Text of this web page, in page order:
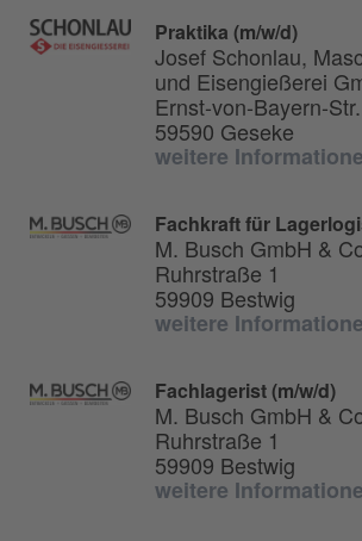
Praktika (m/w/d)
Josef Schonlau,
und Eisengießerei
Ernst-von-Bayern-
59590 Geseke
weitere
Fachkraft für
M. Busch GmbH &
Ruhrstraße 1
59909 Bestwig
weitere
Fachlagerist (m/w/d)
M. Busch GmbH &
Ruhrstraße 1
59909 Bestwig
weitere